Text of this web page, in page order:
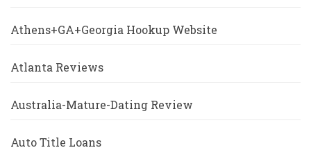
Athens+GA+Georgia Hookup Website
Atlanta Reviews
Australia-Mature-Dating Review
Auto Title Loans